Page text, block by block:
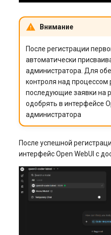
Внимание
После регистрации
автоматически
администратора. Для
контроля над процессом
последующие заявки на
одобрять в интерфейсе
администратора
После успешной
интерфейс Open WebUI с